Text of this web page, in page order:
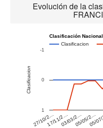
Evolución de la
Clasificación Nacional
Clasificacion
27/10/2…17/11/2…03/03/2…05/05/2…
05/
-1
0
1
Clasificacion